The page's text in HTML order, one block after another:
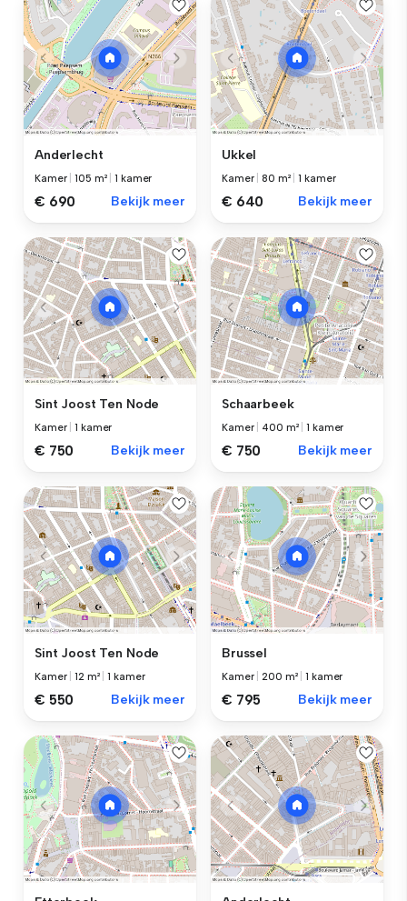
Anderlecht
Kamer |105 m² |1 kamer
€ 690 Bekijk meer
Ukkel
Kamer |80 m² |1 kamer
€ 640 Bekijk meer
Sint Joost Ten Node
Kamer |1 kamer
€ 750 Bekijk meer
Schaarbeek
Kamer 400 m² |1 kamer
€ 750 Bekijk meer
Sint Joost Ten Node
Kamer |12 m² |1 kamer
€ 550 Bekijk meer
Brussel
Kamer |200 m² |1 kamer
€ 795 Bekijk meer